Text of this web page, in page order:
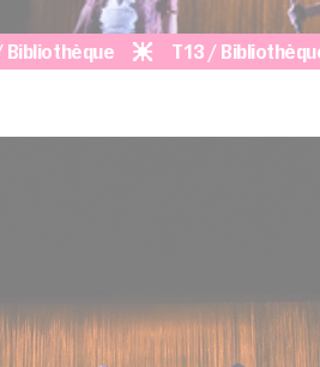
T13 / Bibliothèque